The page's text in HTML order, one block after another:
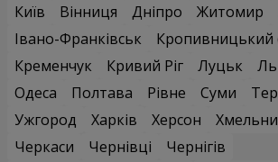
Київ
Вінниця Дніпро Житомир
Івано-Франківськ
Кропивницький
Кременчук
Кривий Ріг Луцьк
Одеса
Полтава Рівне Суми
Ужгород
Харків Херсон
Черкаси
Чернівці
Чернігів